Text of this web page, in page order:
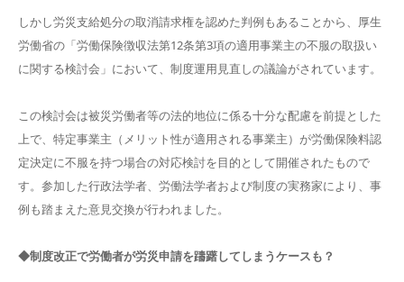
しかし労災支給処分の取消請求権を認めた判例もあることから、厚生
労働省の「労働保険徴収法第12条第3項の適用事業主の不服の取扱い
に関する検討会」において、制度運用見直しの議論がされています。
この検討会は被災労働者等の法的地位に係る十分な配慮を前提とした
上で、特定事業主（メリット性が適用される事業主）が労働保険料認
定決定に不服を持つ場合の対応検討を目的として開催されたもので
す。参加した行政法学者、労働法学者および制度の実務家により、事
例も踏まえた意見交換が行われました。
◆制度改正で労働者が労災申請を躊躇してしまうケースも？